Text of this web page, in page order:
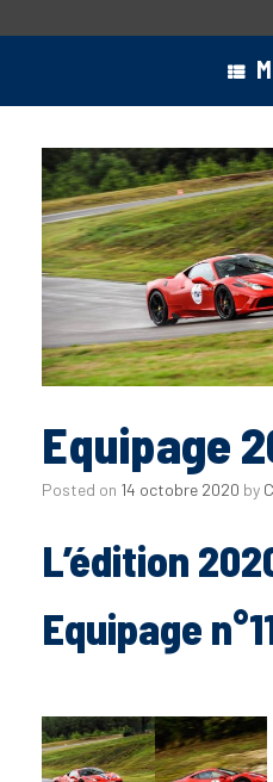
Equipage
Posted on 14 octobre 2020 by
L’édition
Equipage